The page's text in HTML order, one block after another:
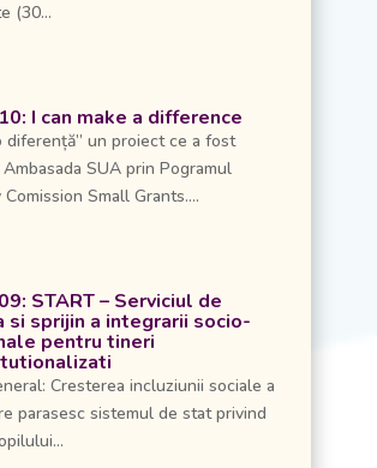
(30...
I can make a difference
diferență” un proiect ce a fost
SUA prin Pogramul
Small Grants....
START – Serviciul de
si sprijin a integrarii socio-
pentru tineri
Cresterea incluziunii sociale a
parasesc sistemul de stat privind